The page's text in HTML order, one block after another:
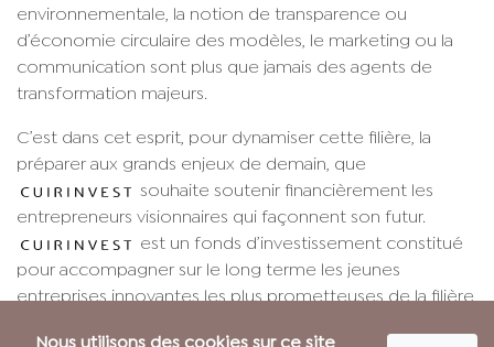
environnementale, la notion de transparence ou
d’économie circulaire des modèles, le marketing ou la
communication sont plus que jamais des agents de
transformation majeurs.
C’est dans cet esprit, pour dynamiser cette filière, la
préparer aux grands enjeux de demain, que
souhaite soutenir financièrement les
entrepreneurs visionnaires qui façonnent son futur.
est un fonds d’investissement constitué
pour accompagner sur le long terme les jeunes
entreprises innovantes les plus prometteuses de la filière,
Nous utilisons des cookies sur ce site